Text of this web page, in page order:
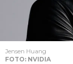
Jensen Huang
FOTO: NVIDIA